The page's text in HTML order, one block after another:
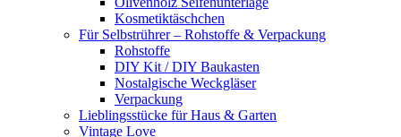
Kosmetiktäschchen
Für Selbstrührer – Rohstoffe & Verpackung
Rohstoffe
DIY Kit / DIY Baukasten
Nostalgische Weckgläser
Verpackung
Lieblingsstücke für Haus & Garten
Vintage Love